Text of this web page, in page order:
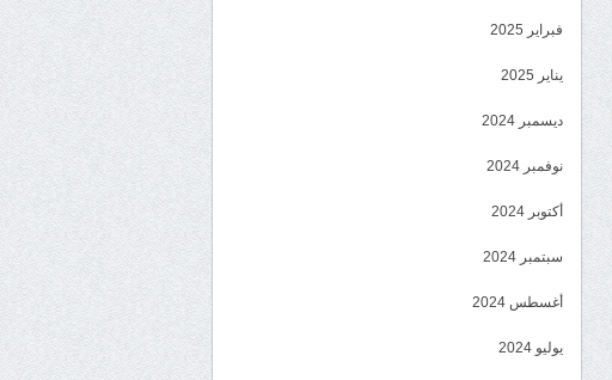
فبراير 2025
يناير 2025
ديسمبر 2024
نوفمبر 2024
أكتوبر 2024
سبتمبر 2024
أغسطس 2024
يوليو 2024